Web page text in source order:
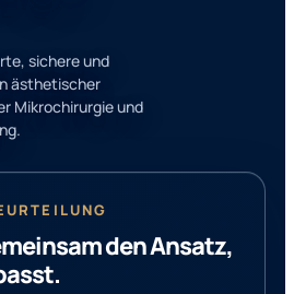
sichere und
ästhetischer
Mikrochirurgie und
den Ansatz,